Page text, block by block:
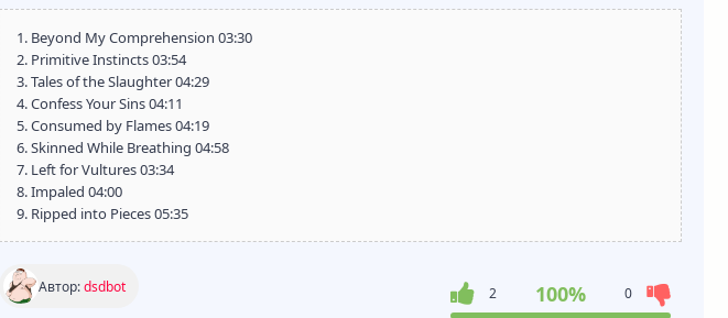
1. Beyond My Comprehension 03:30
2. Primitive Instincts 03:54
3. Tales of the Slaughter 04:29
4. Confess Your Sins 04:11
5. Consumed by Flames 04:19
6. Skinned While Breathing 04:58
7. Left for Vultures 03:34
8. Impaled 04:00
9. Ripped into Pieces 05:35
Автор:dsdbot 2 100% 0